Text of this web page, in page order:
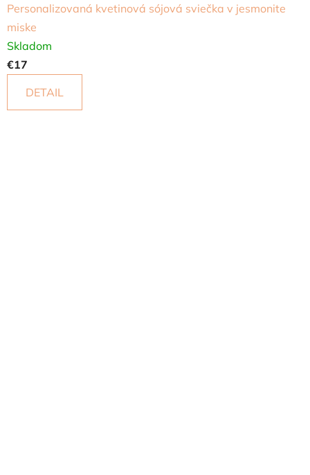
Personalizovaná kvetinová sójová sviečka v jesmonite
miske
Skladom
€17
DETAIL